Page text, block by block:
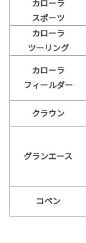
カローラ
スポーツ
カローラ
ツーリング
カローラ
フィールダー
クラウン
グランエース
コペン